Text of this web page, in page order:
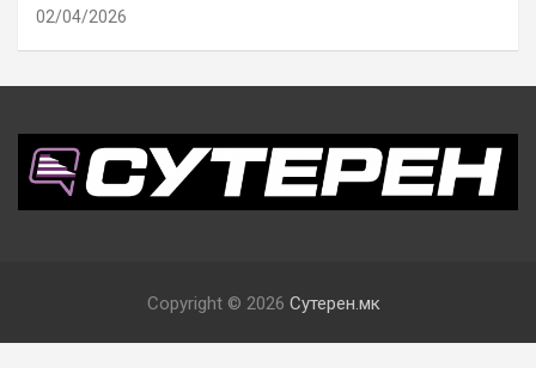
02/04/2026
Copyright © 2026 Сутерен.мк